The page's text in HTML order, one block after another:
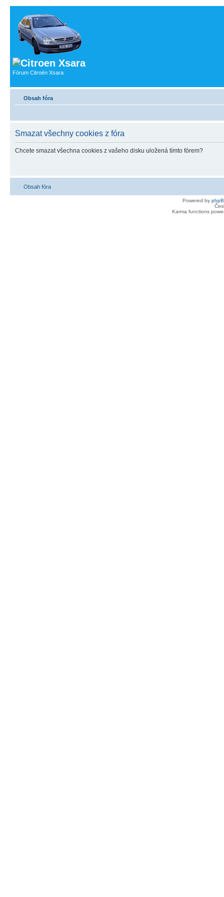
Fórum Citroën Xsara
Obsah fóra
Smazat všechny cookies z fóra
Chcete smazat všechna cookies z vašeho disku uložená tímto fórem?
Obsah fóra
Powered by
Karma functions